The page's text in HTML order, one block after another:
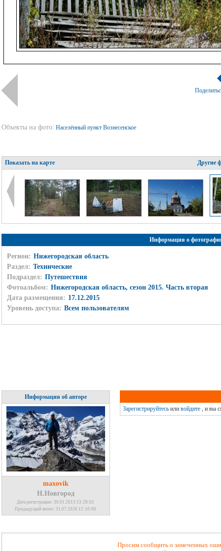
Объекты на фото: Населённый пункт Вознесенское
Показать на карте Другие
Информация о
Регион: Нижегородская область
Раздел: Технические
Подраздел: Путешествия
Фотоальбом: Нижегородская область, сезон 2015. Часть вторая
Дата размещения: 17.12.2015
Уровень доступа: Всем пользователям
Информация об авторе
maxovik
Н.Новгород
Дата регистрации: 30.01.2013 13:28:02
Предыдущий визит: 31.07.2026 12:10:00
Зарегистрируйтесьили войдите, и вы
Просим сообщить о замеченных